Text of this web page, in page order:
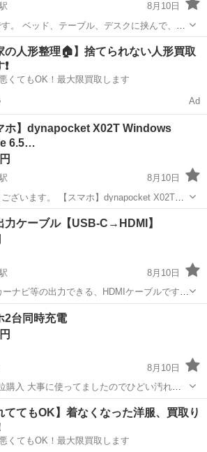
8月10日
んで、手
でしょうか。 購入しましたが、使
田駅 その他
の人形整理🏠】捨てられない人形買取
くてもOK！最大限買取します
Ad
ホ】dynapocket X02T Windows
6.5…
8月10日
ホ】dynapocket X02T
搭載スマートフォン、純正カバー及
びペン付き【稀少端末・コレクション】 【商品説明...
郷駅 ソフトバンク
力ケーブル【USB-C→HDMI】
8月10日
ナビ等の出力できる、HDMIケーブルです。
が外部出力に対応していなかったた
認済みで
南与野駅 携帯アクセサリー
2台同時充電
8月10日
どい汚れ傷
スレ等は有り【画像確認】 スマホ機種
で助かりました 画像確認の上中古使用品で有
他
ててもOK】着なくなった洋服、買取り
くてもOK！最大限買取します